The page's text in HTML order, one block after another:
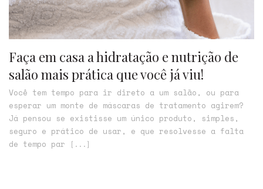
Faça em casa a hidratação e nutrição de
salão mais prática que você já viu!
Você tem tempo para ir direto a um salão, ou para
esperar um monte de máscaras de tratamento agirem?
Já pensou se existisse um único produto, simples,
seguro e prático de usar, e que resolvesse a falta
de tempo par
[...]